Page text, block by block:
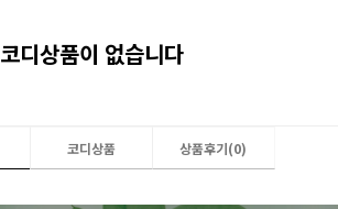
코디상품이 없습니다
코디상품 상품후기(0)